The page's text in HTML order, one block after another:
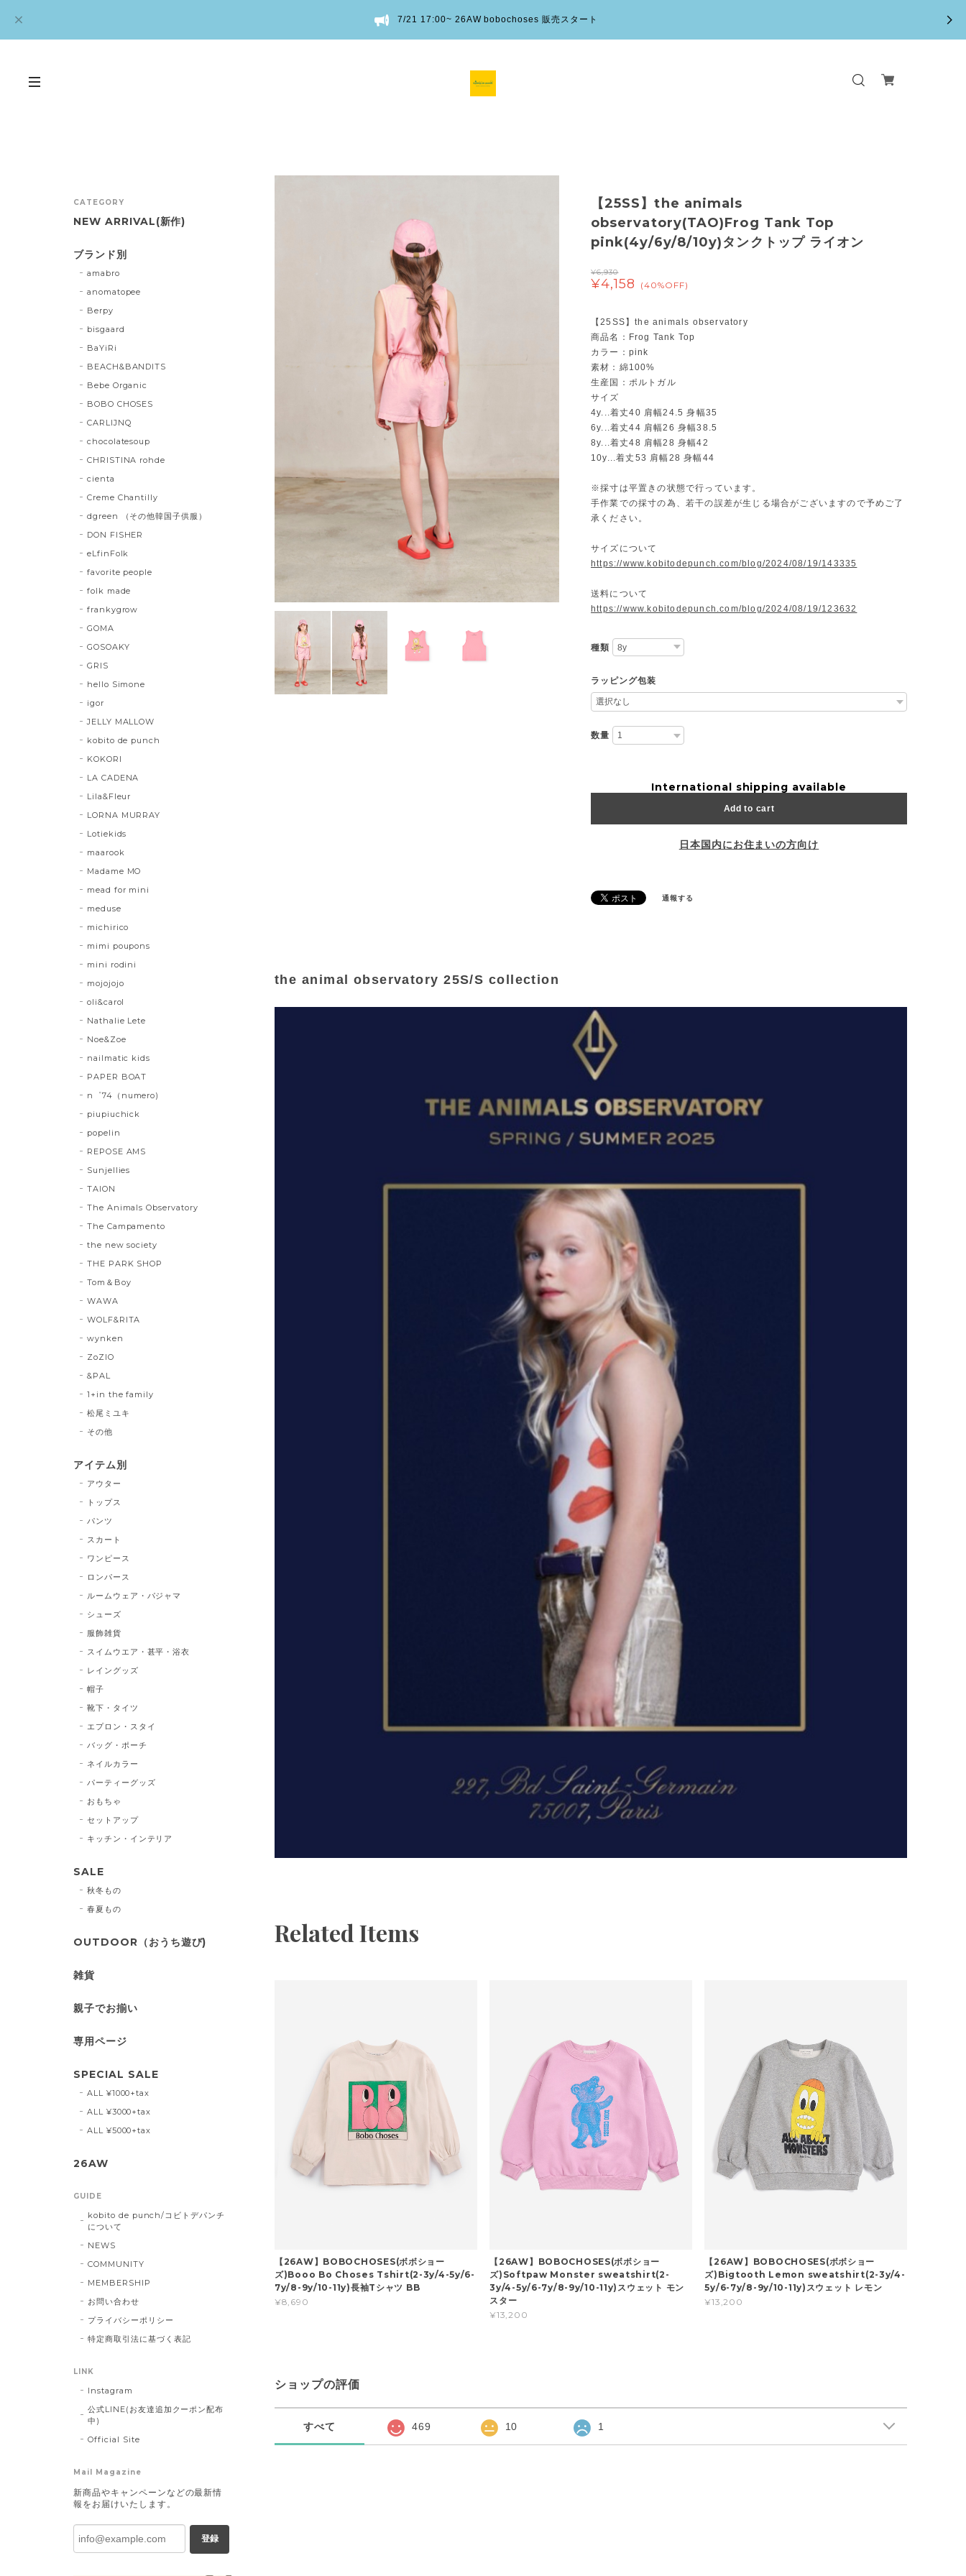
7/21 17:00~ 26AW bobochoses 販売スタート
【25SS】the animals
observatory(TAO)Frog Tank Top
pink(4y/6y/8/10y)タンクトップ ライオン
¥6,930
¥4,158 (40%OFF)
【25SS】the animals observatory
商品名：Frog Tank Top
カラー：pink
素材：綿100%
生産国：ポルトガル
サイズ
4y...着丈40 肩幅24.5 身幅35
6y...着丈44 肩幅26 身幅38.5
8y...着丈48 肩幅28 身幅42
10y...着丈53 肩幅28 身幅44
※採寸は平置きの状態で行っています。
手作業での採寸の為、若干の誤差が生じる場合がございますので予めご了
承ください。
サイズについて
https://www.kobitodepunch.com/blog/2024/08/19/143335
送料について
https://www.kobitodepunch.com/blog/2024/08/19/123632
種類
ラッピング包装
数量
International shipping available
Add to cart
日本国内にお住まいの方向け
通報する
the animal observatory 25S/S collection
Related Items
【26AW】BOBOCHOSES(ボボショー
ズ)Booo Bo Choses Tshirt(2-3y/4-5y/6-
7y/8-9y/10-11y)長袖Tシャツ BB
¥8,690
【26AW】BOBOCHOSES(ボボショー
ズ)Softpaw Monster sweatshirt(2-
3y/4-5y/6-7y/8-9y/10-11y)スウェット モン
スター
¥13,200
【26AW】BOBOCHOSES(ボボショー
ズ)Bigtooth Lemon sweatshirt(2-3y/4-
5y/6-7y/8-9y/10-11y)スウェット レモン
¥13,200
ショップの評価
すべて 469 10 1
CATEGORY
NEW ARRIVAL(新作)
ブランド別
amabro
anomatopee
Berpy
bisgaard
BaYiRi
BEACH&BANDITS
Bebe Organic
BOBO CHOSES
CARLIJNQ
chocolatesoup
CHRISTINA rohde
cienta
Creme Chantilly
dgreen （その他韓国子供服）
DON FISHER
eLfinFolk
favorite people
folk made
frankygrow
GOMA
GOSOAKY
GRIS
hello Simone
igor
JELLY MALLOW
kobito de punch
KOKORI
LA CADENA
Lila&Fleur
LORNA MURRAY
Lotiekids
maarook
Madame MO
mead for mini
meduse
michirico
mimi poupons
mini rodini
mojojojo
oli&carol
Nathalie Lete
Noe&Zoe
nailmatic kids
PAPER BOAT
n゜74（numero)
piupiuchick
popelin
REPOSE AMS
Sunjellies
TAION
The Animals Observatory
The Campamento
the new society
THE PARK SHOP
Tom＆Boy
WAWA
WOLF&RITA
wynken
ZoZIO
&PAL
1+in the family
松尾ミユキ
その他
アイテム別
アウター
トップス
パンツ
スカート
ワンピース
ロンパース
ルームウェア・パジャマ
シューズ
服飾雑貨
スイムウエア・甚平・浴衣
レイングッズ
帽子
靴下・タイツ
エプロン・スタイ
バッグ・ポーチ
ネイルカラー
パーティーグッズ
おもちゃ
セットアップ
キッチン・インテリア
SALE
秋冬もの
春夏もの
OUTDOOR（おうち遊び)
雑貨
親子でお揃い
専用ページ
SPECIAL SALE
ALL ¥1000+tax
ALL ¥3000+tax
ALL ¥5000+tax
26AW
GUIDE
kobito de punch/コビトデパンチ
について
NEWS
COMMUNITY
MEMBERSHIP
お問い合わせ
プライバシーポリシー
特定商取引法に基づく表記
LINK
Instagram
公式LINE(お友達追加クーポン配布
中)
Official Site
Mail Magazine
新商品やキャンペーンなどの最新情
報をお届けいたします。
登録